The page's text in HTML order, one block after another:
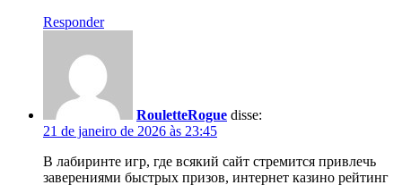
Responder
RouletteRogue disse:
21 de janeiro de 2026 às 23:45
В лабиринте игр, где всякий сайт стремится привлечь
заверениями быстрых призов, интернет казино рейтинг